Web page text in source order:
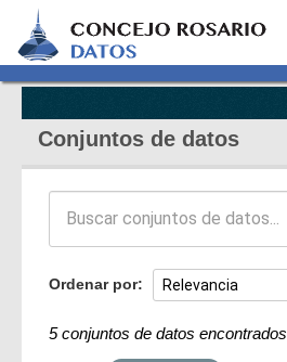
Conjuntos de datos
Ordenar por
5 conjuntos de datos encontrados